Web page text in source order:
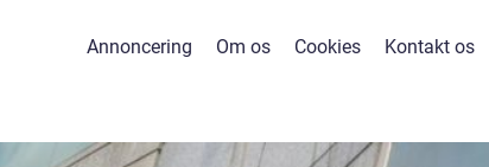
Annoncering Om os Cookies Kontakt os